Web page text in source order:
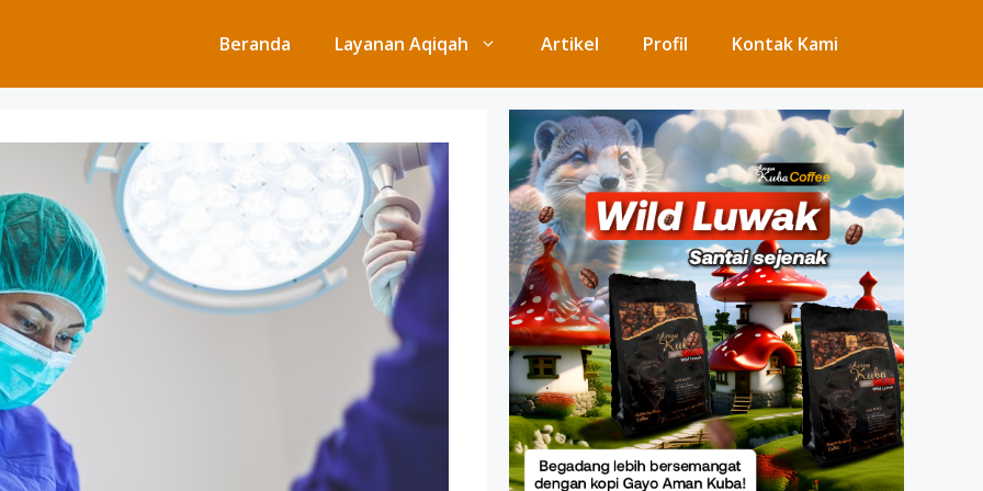
Beranda Layanan Aqiqah Artikel Profil Kontak Kami